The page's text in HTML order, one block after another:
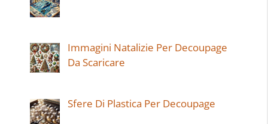
Immagini Natalizie Per Decoupage
Da Scaricare
Sfere Di Plastica Per Decoupage